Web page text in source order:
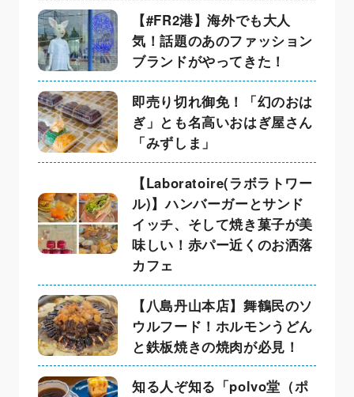
【#FR2港】海外でも大人
気！話題のあのファッション
ブランドがやってきた！
即売り切れ御免！「幻のおは
ぎ」とも名高いおはぎ屋さん
「みずしま」
【Laboratoire(ラボラトワー
ル)】ハンバーガーとサンド
イッチ、そして焼き菓子が美
味しい！赤パー近くのお洒落
カフェ
【八島丹山本店】舞鶴民のソ
ウルフード！ホルモンうどん
と鉄板焼きの焼肉が必見！
知る人ぞ知る「polvo堂（ポ